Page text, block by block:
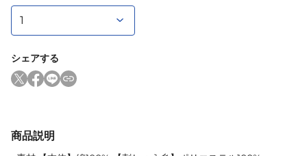
シェアする
商品説明